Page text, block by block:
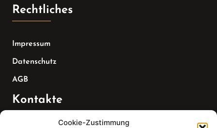
Cookie-Zustimmung
Rechtliches
Impressum
Datenschutz
AGB
Kontakte